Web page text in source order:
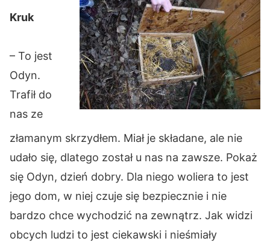
Kruk
– To jest
Odyn.
Trafił do
nas ze
złamanym skrzydłem. Miał je składane, ale nie
udało się, dlatego został u nas na zawsze. Pokaż
się Odyn, dzień dobry. Dla niego woliera to jest
jego dom, w niej czuje się bezpiecznie i nie
bardzo chce wychodzić na zewnątrz. Jak widzi
obcych ludzi to jest ciekawski i nieśmiały